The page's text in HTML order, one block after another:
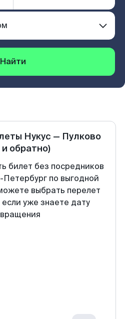
Найти
Нукус — Пулково
и обратно)
билет без посредников
Петербург по выгодной
выбрать перелет
уже знаете дату